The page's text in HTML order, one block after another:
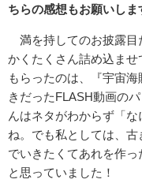
ちらの感想もお願いしま
満を持してのお披露目
かくたくさん詰め込ま
もらったのは、『宇宙
きだったFLASH動画の
んはネタがわからず「
ね。でも私としては、
でいきたくてあれを作
と思っていました！